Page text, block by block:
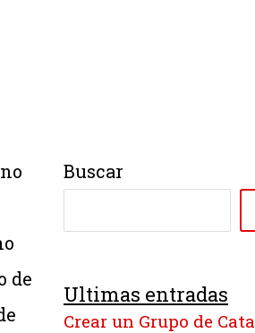
de
Buscar
Ultimas entradas
Crear un Grupo de Cata